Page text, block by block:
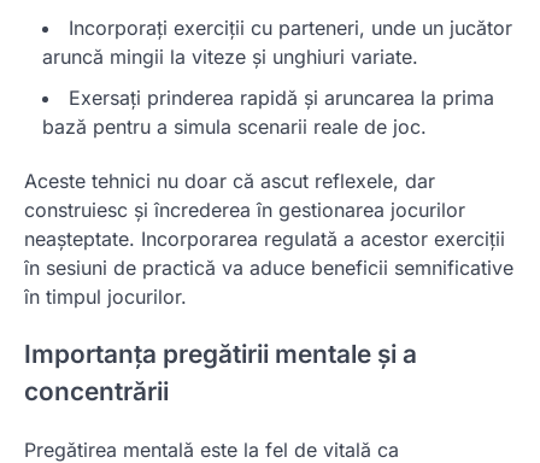
Incorporați exerciții cu parteneri, unde un jucător
aruncă mingii la viteze și unghiuri variate.
Exersați prinderea rapidă și aruncarea la prima
bază pentru a simula scenarii reale de joc.
Aceste tehnici nu doar că ascut reflexele, dar
construiesc și încrederea în gestionarea jocurilor
neașteptate. Incorporarea regulată a acestor exerciții
în sesiuni de practică va aduce beneficii semnificative
în timpul jocurilor.
Importanța pregătirii mentale și a
concentrării
Pregătirea mentală este la fel de vitală ca